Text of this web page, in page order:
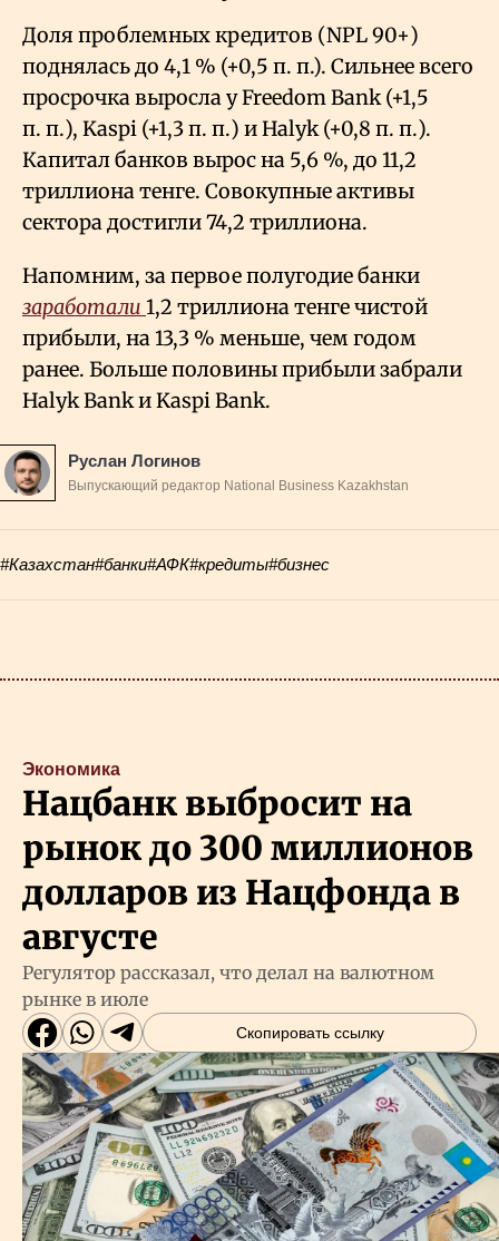
Доля проблемных кредитов (NPL 90+)
поднялась до 4,1 % (+0,5 п. п.). Сильнее всего
просрочка выросла у Freedom Bank (+1,5
п. п.), Kaspi (+1,3 п. п.) и Halyk (+0,8 п. п.).
Капитал банков вырос на 5,6 %, до 11,2
триллиона тенге. Совокупные активы
сектора достигли 74,2 триллиона.
Напомним, за первое полугодие банки
заработали 1,2 триллиона тенге чистой
прибыли, на 13,3 % меньше, чем годом
ранее. Больше половины прибыли забрали
Halyk Bank и Kaspi Bank.
Руслан Логинов
Выпускающий редактор National Business Kazakhstan
#Казахстан#банки#АФК#кредиты#бизнес
Экономика
Нацбанк выбросит на
рынок до 300 миллионов
долларов из Нацфонда в
августе
Регулятор рассказал, что делал на валютном
рынке в июле
Скопировать ссылку